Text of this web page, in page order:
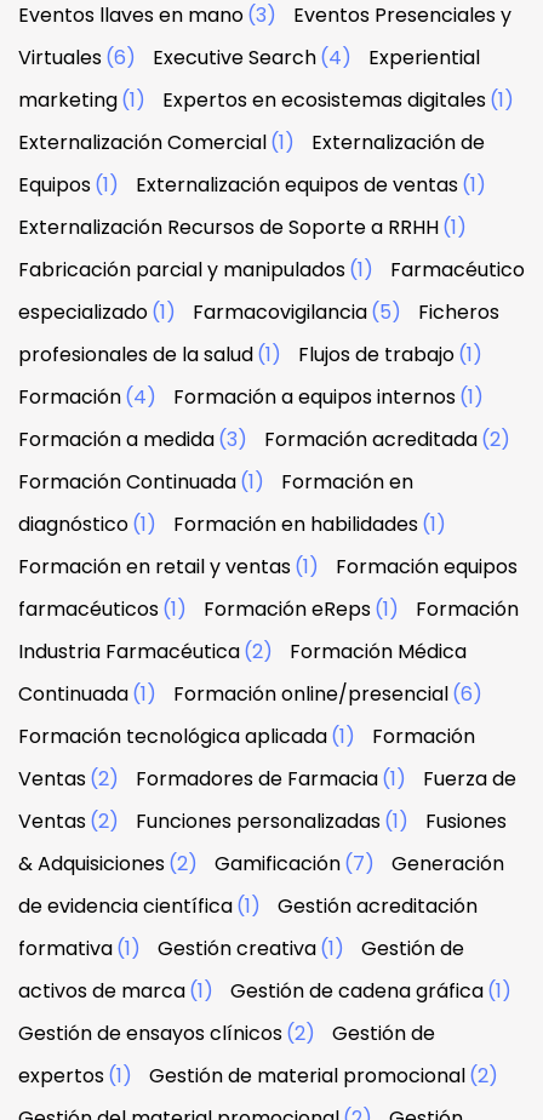
Eventos llaves en mano(3)
Eventos Presenciales y
Virtuales(6) Executive Search(4)
Experiential
marketing(1) Expertos en ecosistemas digitales(1)
Externalización Comercial(1)
Externalización de
Equipos(1) Externalización equipos de ventas(1)
Externalización Recursos de Soporte a RRHH(1)
Fabricación parcial y manipulados(1)
Farmacéutico
especializado(1) Farmacovigilancia(5)
Ficheros
profesionales de la salud(1) Flujos de trabajo(1)
Formación(4) Formación a equipos internos(1)
Formación a medida(3) Formación acreditada(2)
Formación Continuada(1)
Formación en
diagnóstico(1) Formación en habilidades(1)
Formación en retail y ventas(1)
Formación equipos
farmacéuticos(1) Formación eReps(1)
Formación
Industria Farmacéutica(2)
Formación Médica
Continuada(1) Formación online/presencial(6)
Formación tecnológica aplicada(1)
Formación
Ventas(2) Formadores de Farmacia(1)
Fuerza de
Ventas(2) Funciones personalizadas(1)
Fusiones
& Adquisiciones(2) Gamificación(7)
Generación
de evidencia científica(1)
Gestión acreditación
formativa(1) Gestión creativa(1)
Gestión de
activos de marca(1) Gestión de cadena gráfica(1)
Gestión de ensayos clínicos(2)
Gestión de
expertos(1) Gestión de material promocional(2)